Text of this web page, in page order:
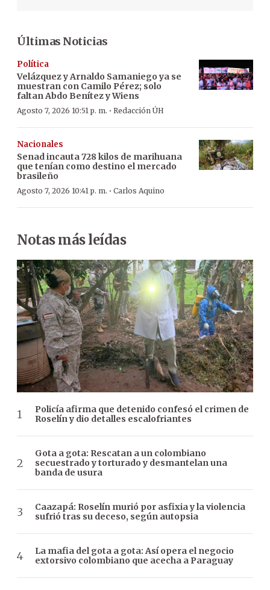
Últimas Noticias
Política
Velázquez y Arnaldo Samaniego ya se
muestran con Camilo Pérez; solo
faltan Abdo Benítez y Wiens
Agosto 7, 2026 10:51 p. m. · Redacción ÚH
Nacionales
Senad incauta 728 kilos de marihuana
que tenían como destino el mercado
brasileño
Agosto 7, 2026 10:41 p. m. · Carlos Aquino
Notas más leídas
Policía afirma que detenido confesó el crimen de
Roselín y dio detalles escalofriantes
Gota a gota: Rescatan a un colombiano
secuestrado y torturado y desmantelan una
banda de usura
Caazapá: Roselín murió por asfixia y la violencia
sufrió tras su deceso, según autopsia
La mafia del gota a gota: Así opera el negocio
extorsivo colombiano que acecha a Paraguay